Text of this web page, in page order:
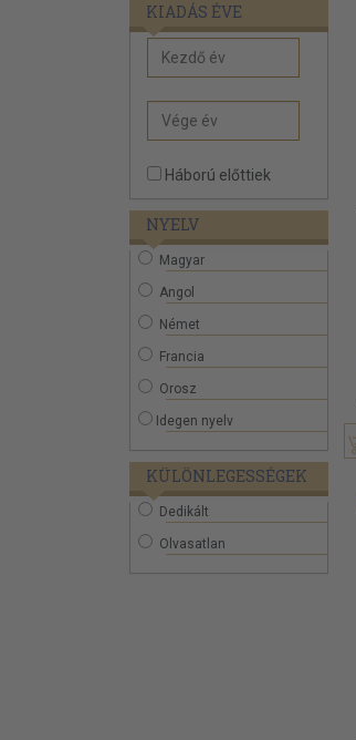
KIADÁS ÉVE
Háború előttiek
NYELV
Magyar
Angol
Német
Francia
Orosz
Idegen nyelv
KÜLÖNLEGESSÉGEK
Dedikált
Olvasatlan